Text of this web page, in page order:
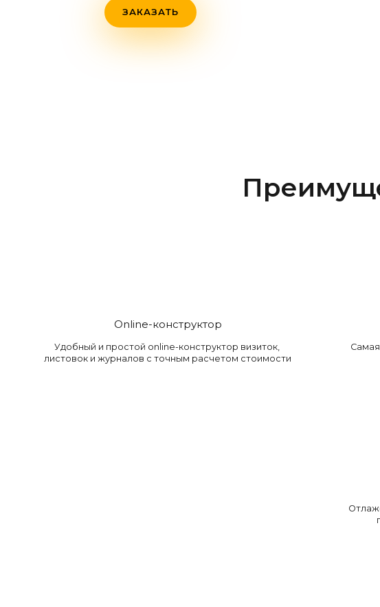
ЗАКАЗАТЬ
Online-конструктор
Удобный и простой online-конструктор визиток,
листовок и журналов с точным расчетом стоимости